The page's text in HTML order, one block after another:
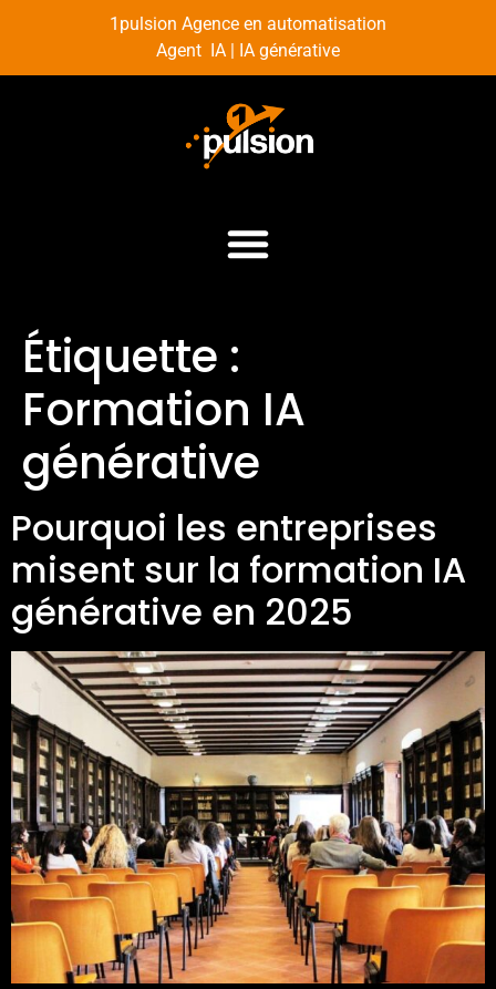
1pulsion Agence en automatisation
Agent IA | IA générative
Étiquette :
Formation IA
générative
Pourquoi les entreprises
misent sur la formation IA
générative en 2025